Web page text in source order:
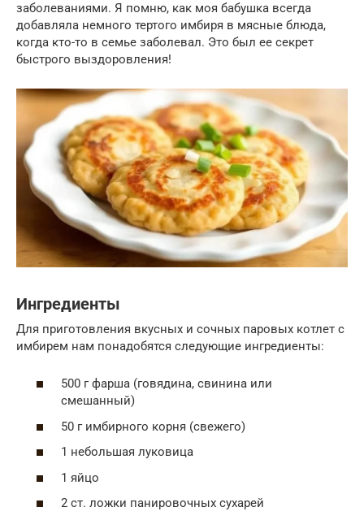
заболеваниями. Я помню, как моя бабушка всегда
добавляла немного тертого имбиря в мясные блюда,
когда кто-то в семье заболевал. Это был ее секрет
быстрого выздоровления!
Ингредиенты
Для приготовления вкусных и сочных паровых котлет с
имбирем нам понадобятся следующие ингредиенты:
500 г фарша (говядина, свинина или
смешанный)
50 г имбирного корня (свежего)
1 небольшая луковица
1 яйцо
2 ст. ложки панировочных сухарей